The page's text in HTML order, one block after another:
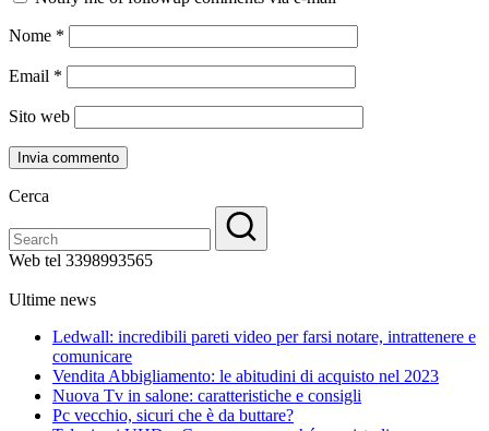
Nome *
Email *
Sito web
Cerca
Web tel 3398993565
Ultime news
Ledwall: incredibili pareti video per farsi notare, intrattenere e
comunicare
Vendita Abbigliamento: le abitudini di acquisto nel 2023
Nuova Tv in salone: caratteristiche e consigli
Pc vecchio, sicuri che è da buttare?